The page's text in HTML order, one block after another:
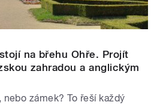
na břehu Ohře. Projít
zahradou a anglickým
zámek? To řeší každý